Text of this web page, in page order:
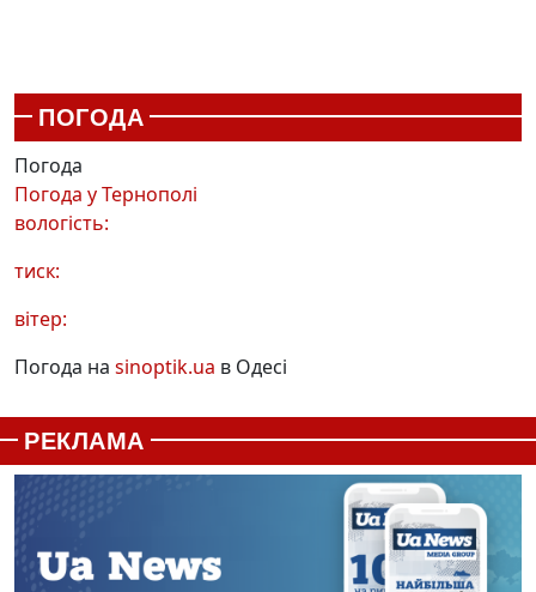
ПОГОДА
Погода
Погода уТернополі
вологість:
тиск:
вітер:
Погода на sinoptik.ua в Одесі
РЕКЛАМА